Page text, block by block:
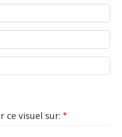
ce visuel sur: